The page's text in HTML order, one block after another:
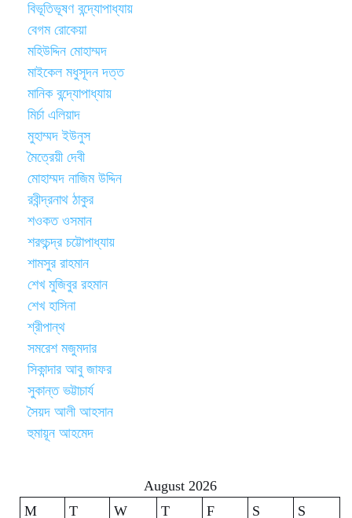
বিভূতিভূষণ বন্দ্যোপাধ্যায়
বেগম রোকেয়া
মহিউদ্দিন মোহাম্মদ
মাইকেল মধুসূদন দত্ত
মানিক বন্দ্যোপাধ্যায়
মির্চা এলিয়াদ
মুহাম্মদ ইউনুস
মৈত্রেয়ী দেবী
মোহাম্মদ নাজিম উদ্দিন
রবীন্দ্রনাথ ঠাকুর
শওকত ওসমান
শরৎচন্দ্র চট্টোপাধ্যায়
শামসুর রাহমান
শেখ মুজিবুর রহমান
শেখ হাসিনা
শ্রীপান্থ
সমরেশ মজুমদার
সিকান্দার আবু জাফর
সুকান্ত ভট্টাচার্য
সৈয়দ আলী আহসান
হুমায়ূন আহমেদ
August 2026
M
T W T F S S